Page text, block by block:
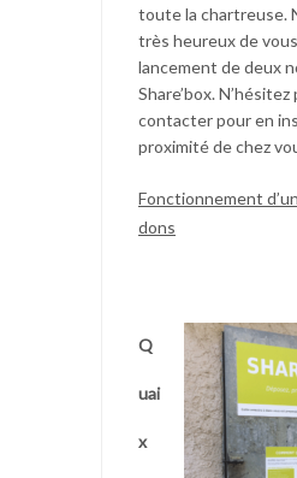
toute la chartreuse.
très heureux de
lancement de deux
Share’box. N’hésitez
contacter pour en
proximité de chez
Fonctionnement
dons
Q
uai
x